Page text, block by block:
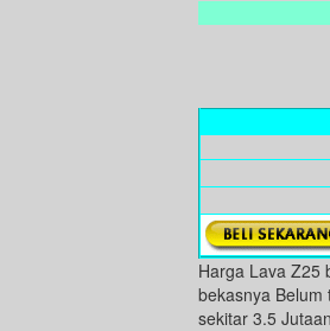
Harga Lava Z25
bekasnya
sekitar 3.5